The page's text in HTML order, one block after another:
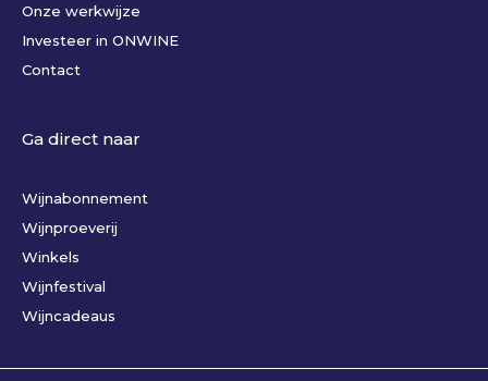
Onze werkwijze
Investeer in ONWINE
Contact
Ga direct naar
Wijnabonnement
Wijnproeverij
Winkels
Wijnfestival
Wijncadeaus